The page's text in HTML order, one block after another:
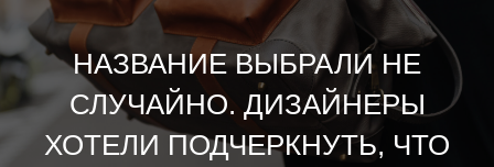
НАЗВАНИЕ ВЫБРАЛИ НЕ
СЛУЧАЙНО. ДИЗАЙНЕРЫ
ХОТЕЛИ ПОДЧЕРКНУТЬ, ЧТО